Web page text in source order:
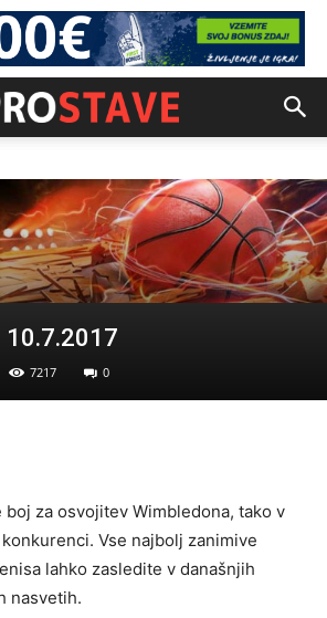
10.7.2017
7217 0
boj za osvojitev Wimbledona, tako v
Vse najbolj zanimive
lahko zasledite v današnjih
nasvetih.